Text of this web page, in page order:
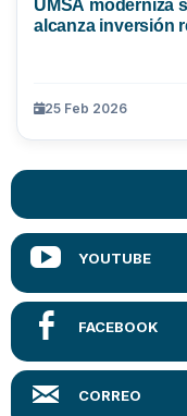
UMSA moderniza
alcanza inversión
25 Feb 2026